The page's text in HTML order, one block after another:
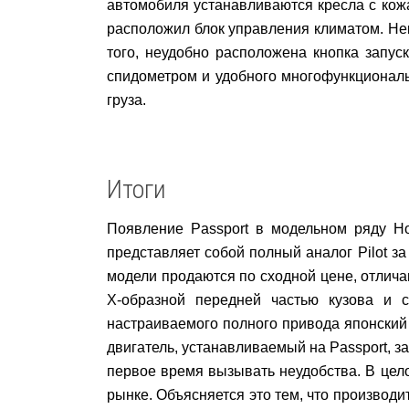
автомобиля устанавливаются кресла с
расположил блок управления климатом.
того, неудобно расположена кнопка
спидометром и удобного
груза.
Итоги
Появление Passport в модельном ряду
представляет собой полный аналог Pilot
модели продаются по сходной цене,
Х-образной передней частью кузова и
настраиваемого полного привода
двигатель, устанавливаемый на Passport,
первое время вызывать неудобства. В
рынке. Объясняется это тем, что